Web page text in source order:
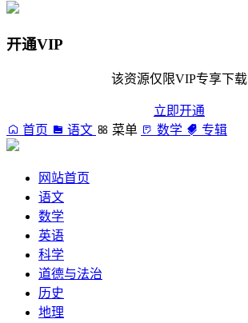
开通VIP
该资源仅限VIP专享下载
立即开通
首页
语文 菜单 数学 专辑
网站首页
语文
数学
英语
科学
道德与法治
历史
地理